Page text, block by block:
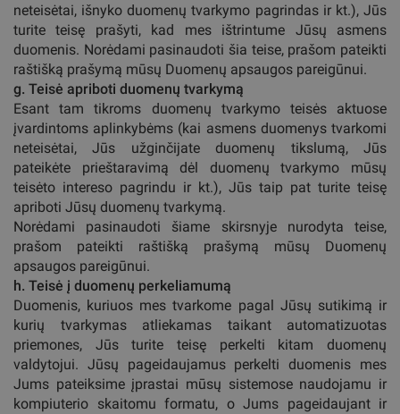
neteisėtai, išnyko duomenų tvarkymo pagrindas ir kt.), Jūs
turite teisę prašyti, kad mes ištrintume Jūsų asmens
duomenis. Norėdami pasinaudoti šia teise, prašom pateikti
raštišką prašymą mūsų Duomenų apsaugos pareigūnui.
g. Teisė apriboti duomenų tvarkymą
Esant tam tikroms duomenų tvarkymo teisės aktuose
įvardintoms aplinkybėms (kai asmens duomenys tvarkomi
neteisėtai, Jūs užginčijate duomenų tikslumą, Jūs
pateikėte prieštaravimą dėl duomenų tvarkymo mūsų
teisėto intereso pagrindu ir kt.), Jūs taip pat turite teisę
apriboti Jūsų duomenų tvarkymą.
Norėdami pasinaudoti šiame skirsnyje nurodyta teise,
prašom pateikti raštišką prašymą mūsų Duomenų
apsaugos pareigūnui.
h. Teisė į duomenų perkeliamumą
Duomenis, kuriuos mes tvarkome pagal Jūsų sutikimą ir
kurių tvarkymas atliekamas taikant automatizuotas
priemones, Jūs turite teisę perkelti kitam duomenų
valdytojui. Jūsų pageidaujamus perkelti duomenis mes
Jums pateiksime įprastai mūsų sistemose naudojamu ir
kompiuterio skaitomu formatu, o Jums pageidaujant ir